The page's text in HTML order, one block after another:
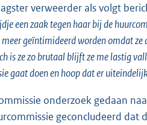
verweerder als volgt
een zaak tegen haar bij de
geïntimideerd worden omdat ze
is ze zo brutaal blijft ze me lastig
gaat doen en hoop dat er
onderzoek gedaan
geconcludeerd